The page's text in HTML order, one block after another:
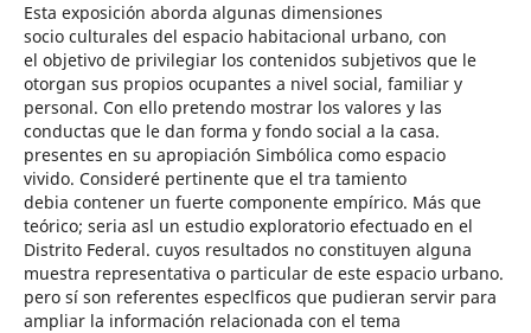
Esta exposición aborda algunas dimensiones
socio culturales del espacio habitacional urbano, con
el objetivo de privilegiar los contenidos subjetivos que le
otorgan sus propios ocupantes a nivel social, familiar y
personal. Con ello pretendo mostrar los valores y las
conductas que le dan forma y fondo social a la casa.
presentes en su apropiación Simbólica como espacio
vivido. Consideré pertinente que el tra tamiento
debia contener un fuerte componente empírico. Más que
teórico; seria asl un estudio exploratorio efectuado en el
Distrito Federal. cuyos resultados no constituyen alguna
muestra representativa o particular de este espacio urbano.
pero sí son referentes especlficos que pudieran servir para
ampliar la información relacionada con el tema